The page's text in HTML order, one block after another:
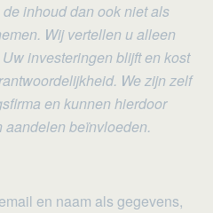
inhoud dan ook niet als
Wij vertellen u alleen
investeringen blijft en kost
We zijn zelf
en kunnen hierdoor
aandelen beïnvloeden.
en naam als gegevens,